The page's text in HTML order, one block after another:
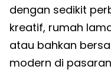
dengan sedikit
kreatif, rumah
atau bahkan
modern di